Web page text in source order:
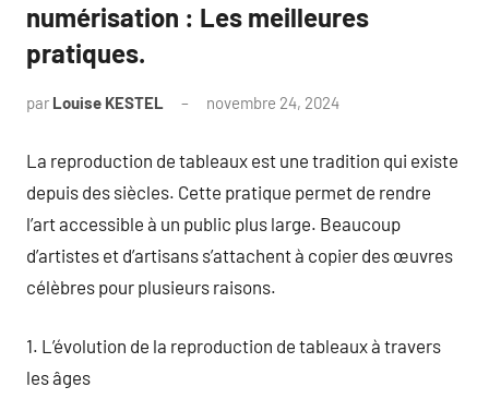
numérisation : Les meilleures
pratiques.
par Louise KESTEL novembre 24, 2024
La reproduction de tableaux est une tradition qui existe
depuis des siècles. Cette pratique permet de rendre
l’art accessible à un public plus large. Beaucoup
d’artistes et d’artisans s’attachent à copier des œuvres
célèbres pour plusieurs raisons.
1. L’évolution de la reproduction de tableaux à travers
les âges